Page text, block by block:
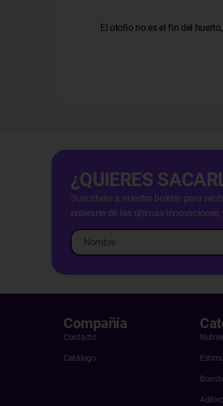
El otoño no es el fin del
¿QUIERES
Suscríbete a nuestro boletín para
enterarte de las últimas innovaciones
Compañía
Contacto
Catálogo